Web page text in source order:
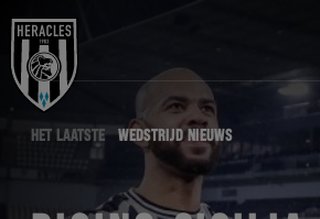
HET LAATSTE WEDSTRIJD NIEUWS